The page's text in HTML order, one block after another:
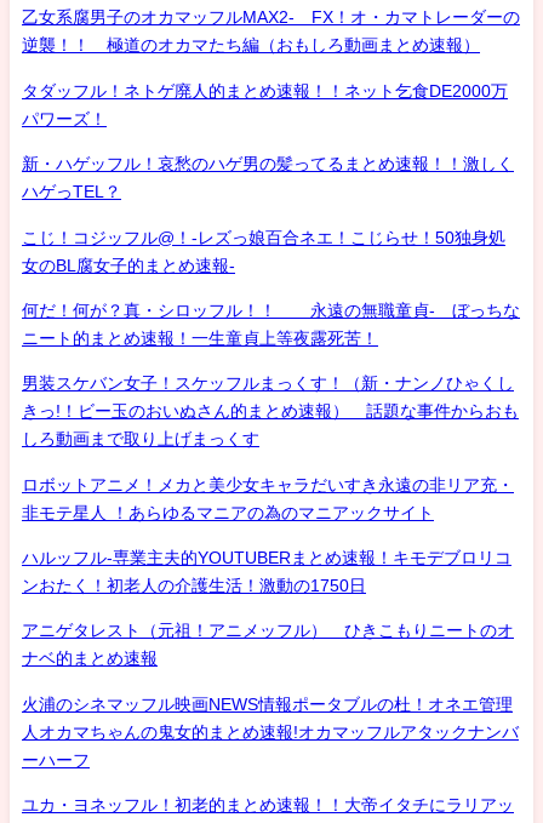
乙女系腐男子のオカマッフルMAX2- FX！オ・カマトレーダーの
逆襲！！ 極道のオカマたち編（おもしろ動画まとめ速報）
タダッフル！ネトゲ廃人的まとめ速報！！ネット乞食DE2000万
パワーズ！
新・ハゲッフル！哀愁のハゲ男の髪ってるまとめ速報！！激しく
ハゲっTEL？
こじ！コジッフル@！-レズっ娘百合ネエ！こじらせ！50独身処
女のBL腐女子的まとめ速報-
何だ！何が？真・シロッフル！！ 永遠の無職童貞- ぼっちな
ニート的まとめ速報！一生童貞上等夜露死苦！
男装スケバン女子！スケッフルまっくす！（新・ナンノひゃくし
きっ!！ビー玉のおいぬさん的まとめ速報） 話題な事件からおも
しろ動画まで取り上げまっくす
ロボットアニメ！メカと美少女キャラだいすき永遠の非リア充・
非モテ星人 ！あらゆるマニアの為のマニアックサイト
ハルッフル-専業主夫的YOUTUBERまとめ速報！キモデブロリコ
ンおたく！初老人の介護生活！激動の1750日
アニゲタレスト（元祖！アニメッフル） ひきこもりニートのオ
ナベ的まとめ速報
火浦のシネマッフル映画NEWS情報ポータブルの杜！オネエ管理
人オカマちゃんの鬼女的まとめ速報!オカマッフルアタックナンバ
ーハーフ
ユカ・ヨネッフル！初老的まとめ速報！！大帝イタチにラリアッ